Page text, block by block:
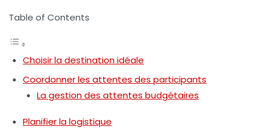
Table of Contents
Choisir la destination idéale
Coordonner les attentes des participants
La gestion des attentes budgétaires
Planifier la logistique